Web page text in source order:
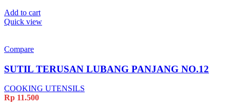
Add to cart
Quick view
Compare
SUTIL TERUSAN LUBANG PANJANG NO.12
COOKING UTENSILS
Rp 11.500